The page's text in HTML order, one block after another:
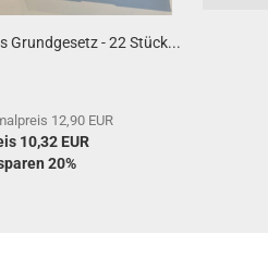
Grundgesetz - 22 Stück...
12,90 EUR
10,32 EUR
20%